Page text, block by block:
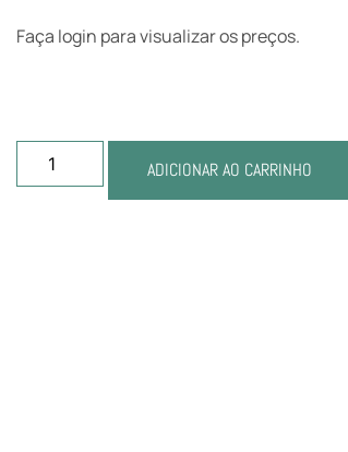
Faça login para visualizar os preços.
ADICIONAR AO CARRINHO